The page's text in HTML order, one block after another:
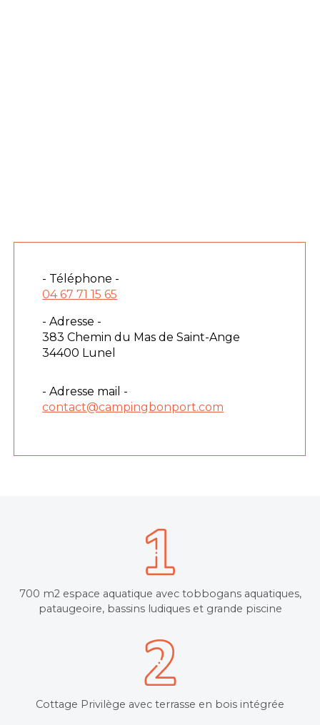
700 m2 espace aquatique avec tobbogans aquatiques,
pataugeoire, bassins ludiques et grande piscine
Cottage Privilège avec terrasse en bois intégrée
- Téléphone -
04 67 71 15 65
- Adresse -
383 Chemin du Mas de Saint-Ange
34400 Lunel
- Adresse mail -
contact@campingbonport.com